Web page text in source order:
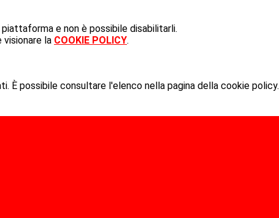
e non è possibile disabilitarli.
la COOKIE POLICY.
È possibile consultare l'elenco nella pagina della cookie policy.